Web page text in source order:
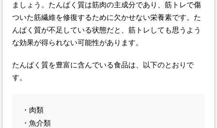
ましょう。たんぱく質は筋肉の主成分であり、筋トレで傷
ついた筋繊維を修復するために欠かせない栄養素です。た
んぱく質が不足している状態だと、筋トレしても思うよう
な効果が得られない可能性があります。
たんぱく質を豊富に含んでいる食品は、以下のとおりで
す。
・肉類
・魚介類